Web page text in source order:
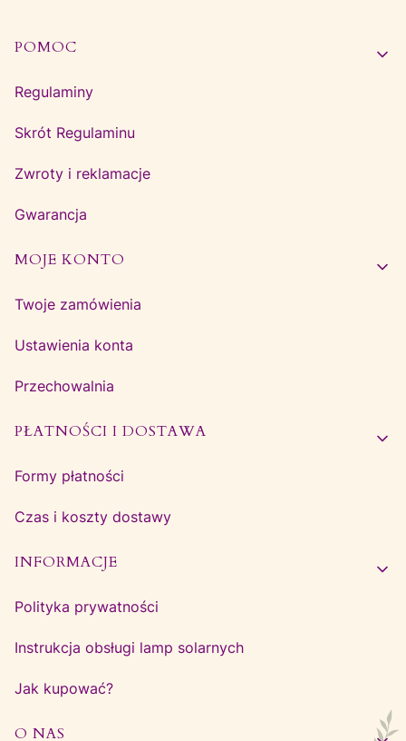
Linki w stopce
POMOC
Regulaminy
Skrót Regulaminu
Zwroty i reklamacje
Gwarancja
MOJE KONTO
Twoje zamówienia
Ustawienia konta
Przechowalnia
PŁATNOŚCI I DOSTAWA
Formy płatności
Czas i koszty dostawy
INFORMACJE
Polityka prywatności
Instrukcja obsługi lamp solarnych
Jak kupować?
O NAS